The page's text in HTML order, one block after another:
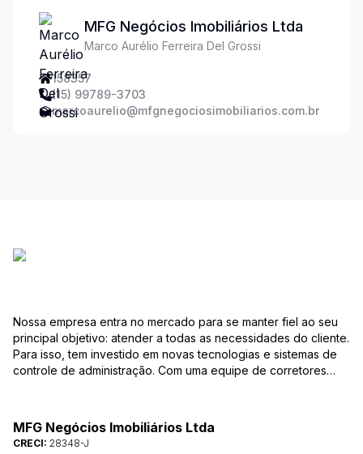
MFG Negócios Imobiliários Ltda
Marco Aurélio Ferreira Del Grossi
158357
(15) 99789-3703
marcoaurelio@mfgnegociosimobiliarios.com.br
Nossa empresa entra no mercado para se manter fiel ao seu
principal objetivo: atender a todas as necessidades do cliente.
Para isso, tem investido em novas tecnologias e sistemas de
controle de administração. Com uma equipe de corretores
comerciais, terrenos etc. para compra e venda. As consultas
podem ser feitas por telefone, pessoalmente, ou pela Internet,
pela pesquisa para Vendas. Um módulo de super busca irá
MFG Negócios Imobiliários Ltda
CRECI: 28348-J